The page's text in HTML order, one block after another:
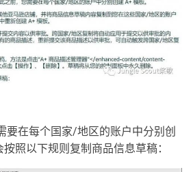
要在每个国家/地区的账户中分别创
照以下规则复制商品信息草稿：